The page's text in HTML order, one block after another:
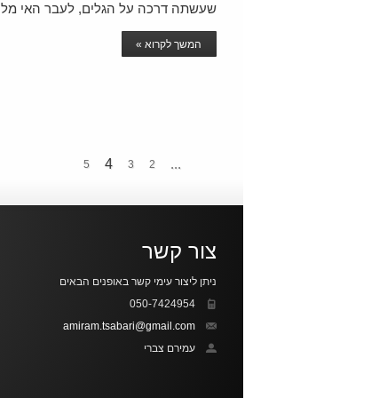
שעשתה דרכה על הגלים, לעבר האי
המשך לקרוא »
...
2
3
4
5
צור קשר
ניתן ליצור עימי קשר באופנים הבאים
050-7424954
amiram.tsabari@gmail.com
עמירם צברי